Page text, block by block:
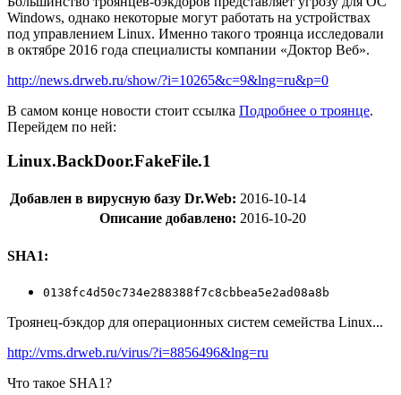
Windows, однако некоторые могут работать на устройствах
под управлением Linux. Именно такого троянца исследовали
в октябре 2016 года специалисты компании «Доктор Веб».
http://news.drweb.ru/show/?i=10265&c=9&lng=ru&p=0
В самом конце новости стоит ссылка Подробнее о троянце.
Перейдем по ней:
Linux.BackDoor.FakeFile.1
Добавлен в вирусную базу Dr.Web: 2016-10-14
Описание добавлено: 2016-10-20
SHA1:
0138fc4d50c734e288388f7c8cbbea5e2ad08a8b
Троянец-бэкдор для операционных систем семейства Linux...
http://vms.drweb.ru/virus/?i=8856496&lng=ru
Что такое SHA1?